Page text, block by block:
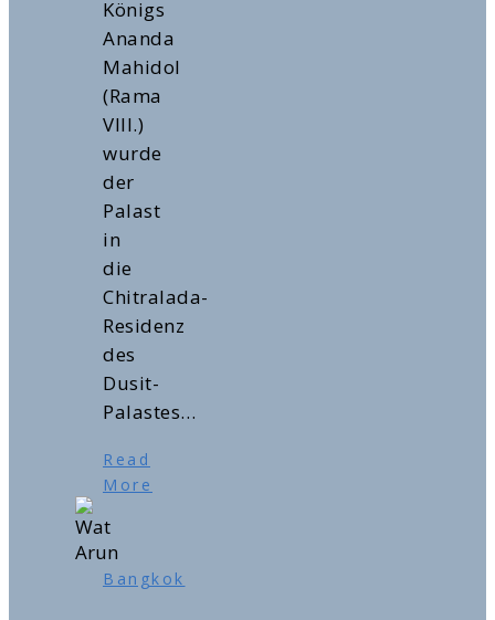
Königs
Ananda
Mahidol
(Rama
VIII.)
wurde
der
Palast
in
die
Chitralada-
Residenz
des
Dusit-
Palastes…
Read
More
Bangkok